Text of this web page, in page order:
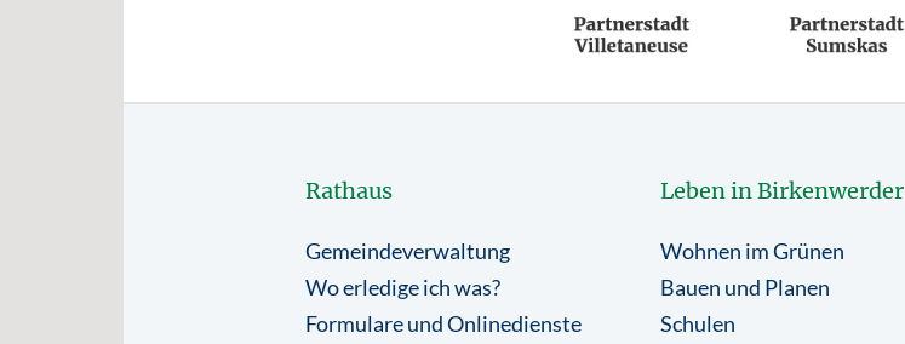
Rathaus
Gemeindeverwaltung
Wo erledige ich was?
Formulare und Onlinedienste
Leben in Birkenwerder
Wohnen im Grünen
Bauen und Planen
Schulen